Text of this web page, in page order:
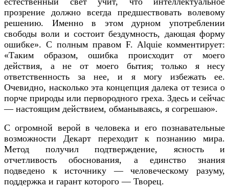
прозрение должно всегда предшествовать волевому
решению. Именно в этом дурном употреблении
свободы воли и состоит бездумность, дающая форму
ошибке». С полным правом F. Alquie комментирует:
«Таким образом, ошибка происходит от моего
действия, а не от моего бытия; только я несу
ответственность за нее, и я могу избежать ее.
Очевидно, насколько эта концепция далека от тезиса о
порче природы или первородного греха. Здесь и сейчас
— настоящим действием, обманываясь, я согрешаю».
С огромной верой в человека и его познавательные
возможности Декарт переходит к познанию мира.
Метод получил подтверждение, ясность и
отчетливость обоснования, а единство знания
подведено к источнику — человеческому разуму,
поддержка и гарант которого — Творец.